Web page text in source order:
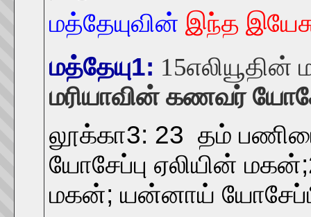
மத்தேயுவின் இந்த
மத்தேயு1: 15
மரியாவின் கணவர்
லூக்கா3: 23 தம்
யோசேப்பு ஏலியின்
மகன்; யன்னாய்